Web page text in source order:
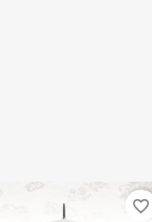
favorite_border